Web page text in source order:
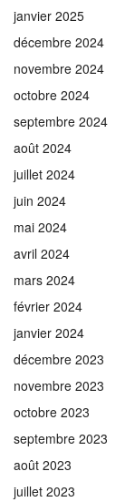
janvier 2025
décembre 2024
novembre 2024
octobre 2024
septembre 2024
août 2024
juillet 2024
juin 2024
mai 2024
avril 2024
mars 2024
février 2024
janvier 2024
décembre 2023
novembre 2023
octobre 2023
septembre 2023
août 2023
juillet 2023